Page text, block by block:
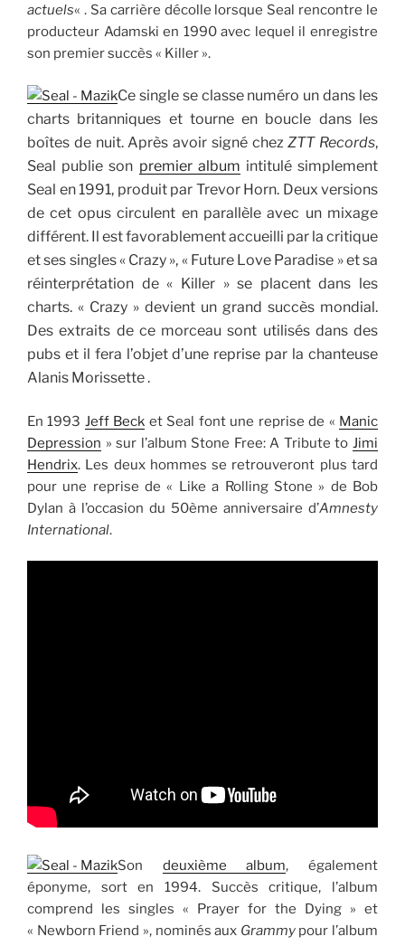
actuels« . Sa carrière décolle lorsque Seal rencontre le
producteur Adamski en 1990 avec lequel il enregistre
son premier succès « Killer ».
Ce single se classe numéro un dans les
charts britanniques et tourne en boucle dans les
boîtes de nuit. Après avoir signé chezZTT Records,
Seal publie son premier album intitulé simplement
Seal en 1991, produit par Trevor Horn. Deux versions
de cet opus circulent en parallèle avec un mixage
différent. Il est favorablement accueilli par la critique
et ses singles « Crazy », « Future Love Paradise » et sa
réinterprétation de « Killer » se placent dans les
charts. « Crazy » devient un grand succès mondial.
Des extraits de ce morceau sont utilisés dans des
pubs et il fera l’objet d’une reprise par la chanteuse
Alanis Morissette .
En 1993 Jeff Beck et Seal font une reprise de « Manic
Depression » sur l’album Stone Free: A Tribute to Jimi
Hendrix. Les deux hommes se retrouveront plus tard
pour une reprise de « Like a Rolling Stone » de Bob
Dylan à l’occasion du 50ème anniversaire d’Amnesty
International.
Son deuxième album, également
éponyme, sort en 1994. Succès critique, l’album
comprend les singles « Prayer for the Dying » et
« Newborn Friend », nominés aux Grammypour l’album